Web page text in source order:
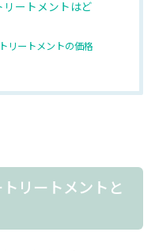
リートメントはど
リートメントの価格
リートメントと